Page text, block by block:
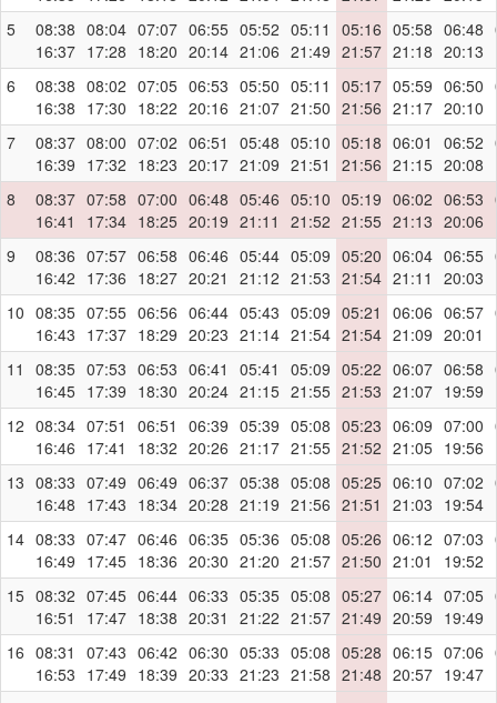
5
08:38
16:37
08:04
17:28
07:07
18:20
06:55
20:14
05:52
21:06
05:11
21:49
05:16
21:57
05:58
21:18
06:48
20:13
6
08:38
16:38
08:02
17:30
07:05
18:22
06:53
20:16
05:50
21:07
05:11
21:50
05:17
21:56
05:59
21:17
06:50
20:10
7
08:37
16:39
08:00
17:32
07:02
18:23
06:51
20:17
05:48
21:09
05:10
21:51
05:18
21:56
06:01
21:15
06:52
20:08
8
08:37
16:41
07:58
17:34
07:00
18:25
06:48
20:19
05:46
21:11
05:10
21:52
05:19
21:55
06:02
21:13
06:53
20:06
9
08:36
16:42
07:57
17:36
06:58
18:27
06:46
20:21
05:44
21:12
05:09
21:53
05:20
21:54
06:04
21:11
06:55
20:03
10 08:35
16:43
07:55
17:37
06:56
18:29
06:44
20:23
05:43
21:14
05:09
21:54
05:21
21:54
06:06
21:09
06:57
20:01
11
08:35
16:45
07:53
17:39
06:53
18:30
06:41
20:24
05:41
21:15
05:09
21:55
05:22
21:53
06:07
21:07
06:58
19:59
12 08:34
16:46
07:51
17:41
06:51
18:32
06:39
20:26
05:39
21:17
05:08
21:55
05:23
21:52
06:09
21:05
07:00
19:56
13 08:33
16:48
07:49
17:43
06:49
18:34
06:37
20:28
05:38
21:19
05:08
21:56
05:25
21:51
06:10
21:03
07:02
19:54
14 08:33
16:49
07:47
17:45
06:46
18:36
06:35
20:30
05:36
21:20
05:08
21:57
05:26
21:50
06:12
21:01
07:03
19:52
15 08:32
16:51
07:45
17:47
06:44
18:38
06:33
20:31
05:35
21:22
05:08
21:57
05:27
21:49
06:14
20:59
07:05
19:49
16 08:31
16:53
07:43
17:49
06:42
18:39
06:30
20:33
05:33
21:23
05:08
21:58
05:28
21:48
06:15
20:57
07:06
19:47